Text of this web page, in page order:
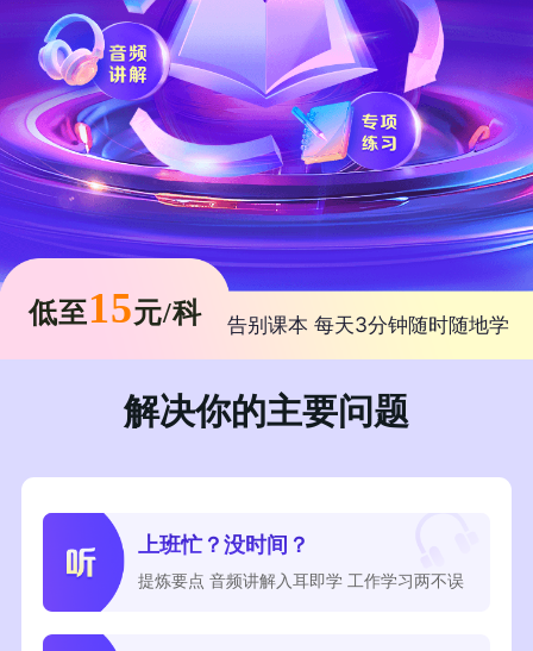
低至15元/科 告别课本 每天3分钟随时随地学
解决你的主要问题
上班忙？没时间？
提炼要点 音频讲解入耳即学 工作学习两不误